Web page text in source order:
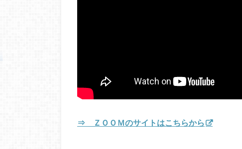
⇒ ＺＯＯＭのサイトはこちらから